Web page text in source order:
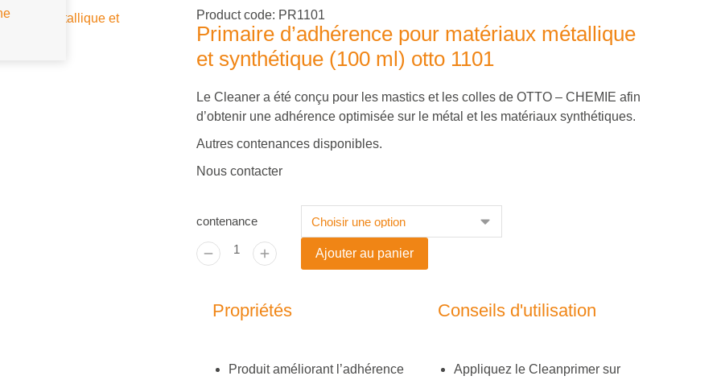
Product code: PR1101
Primaire d’adhérence pour matériaux métallique
et synthétique (100 ml) otto 1101
Le Cleaner a été conçu pour les mastics et les colles de OTTO – CHEMIE afin
d’obtenir une adhérence optimisée sur le métal et les matériaux synthétiques.
Autres contenances disponibles.
Nous contacter
contenance
Ajouter au panier
Propriétés
Produit améliorant l’adhérence
Conseils d'utilisation
Appliquez le Cleanprimer sur